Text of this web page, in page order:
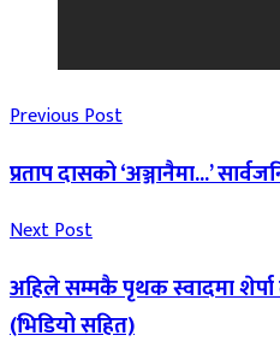
Previous Post
प्रताप दासको ‘अञ्जानैमा...’
Next Post
अहिले सम्मकै पृथक स्वादमा
(भिडियो सहित)